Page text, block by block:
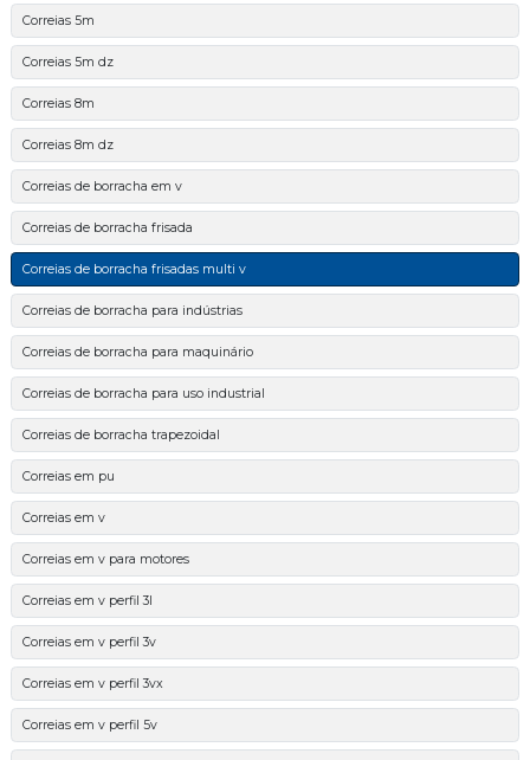
Correias 5m
Correias 5m dz
Correias 8m
Correias 8m dz
Correias de borracha em v
Correias de borracha frisada
Correias de borracha frisadas multi v
Correias de borracha para indústrias
Correias de borracha para maquinário
Correias de borracha para uso industrial
Correias de borracha trapezoidal
Correias em pu
Correias em v
Correias em v para motores
Correias em v perfil 3l
Correias em v perfil 3v
Correias em v perfil 3vx
Correias em v perfil 5v